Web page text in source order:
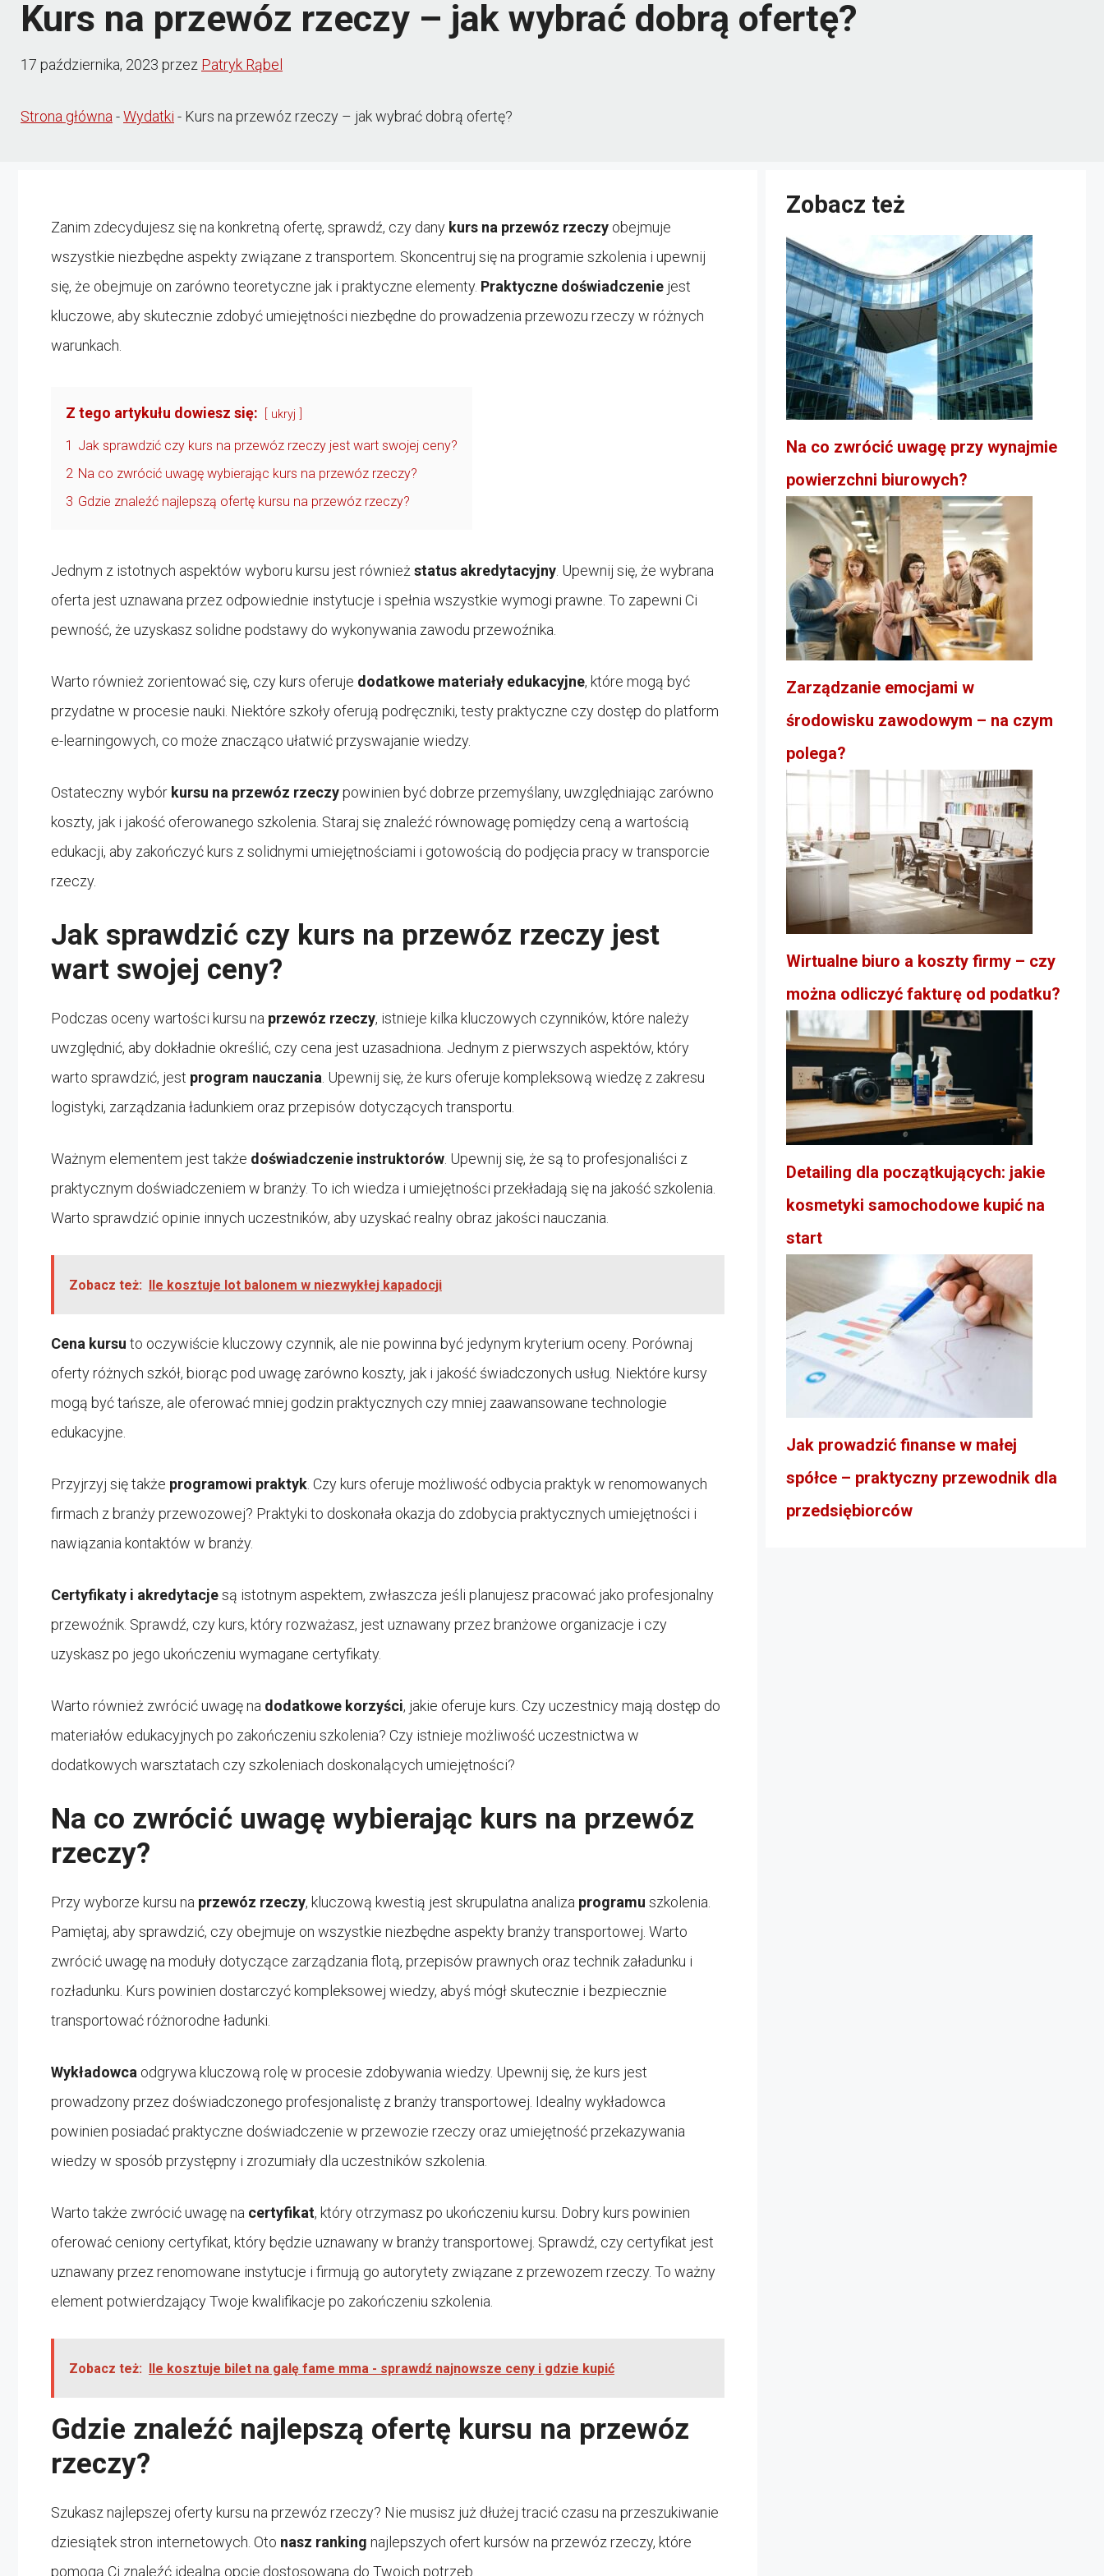
Kurs na przewóz rzeczy – jak wybrać dobrą ofertę?
17 października, 2023 przez Patryk Rąbel
Strona główna-Wydatki - Kurs na przewóz rzeczy – jak wybrać dobrą ofertę?
Zanim zdecydujesz się na konkretną ofertę, sprawdź, czy dany kurs na przewóz rzeczy obejmuje
wszystkie niezbędne aspekty związane z transportem. Skoncentruj się na programie szkolenia i upewnij
się, że obejmuje on zarówno teoretyczne jak i praktyczne elementy. Praktyczne doświadczenie jest
kluczowe, aby skutecznie zdobyć umiejętności niezbędne do prowadzenia przewozu rzeczy w różnych
warunkach.
Z tego artykułu dowiesz się: ukryj
1 Jak sprawdzić czy kurs na przewóz rzeczy jest wart swojej ceny?
2 Na co zwrócić uwagę wybierając kurs na przewóz rzeczy?
3 Gdzie znaleźć najlepszą ofertę kursu na przewóz rzeczy?
Jednym z istotnych aspektów wyboru kursu jest również status akredytacyjny . Upewnij się, że wybrana
oferta jest uznawana przez odpowiednie instytucje i spełnia wszystkie wymogi prawne. To zapewni Ci
pewność, że uzyskasz solidne podstawy do wykonywania zawodu przewoźnika.
Warto również zorientować się, czy kurs oferuje dodatkowe materiały edukacyjne, które mogą być
przydatne w procesie nauki. Niektóre szkoły oferują podręczniki, testy praktyczne czy dostęp do platform
e-learningowych, co może znacząco ułatwić przyswajanie wiedzy.
Ostateczny wybór kursu na przewóz rzeczypowinien być dobrze przemyślany, uwzględniając zarówno
koszty, jak i jakość oferowanego szkolenia. Staraj się znaleźć równowagę pomiędzy ceną a wartością
edukacji, aby zakończyć kurs z solidnymi umiejętnościami i gotowością do podjęcia pracy w transporcie
rzeczy.
Jak sprawdzić czy kurs na przewóz rzeczy jest
wart swojej ceny?
Podczas oceny wartości kursu na przewóz rzeczy, istnieje kilka kluczowych czynników, które należy
uwzględnić, aby dokładnie określić, czy cena jest uzasadniona. Jednym z pierwszych aspektów, który
warto sprawdzić, jest program nauczania . Upewnij się, że kurs oferuje kompleksową wiedzę z zakresu
logistyki, zarządzania ładunkiem oraz przepisów dotyczących transportu.
Ważnym elementem jest także doświadczenie instruktorów . Upewnij się, że są to profesjonaliści z
praktycznym doświadczeniem w branży. To ich wiedza i umiejętności przekładają się na jakość szkolenia.
Warto sprawdzić opinie innych uczestników, aby uzyskać realny obraz jakości nauczania.
Zobacz też: Ile kosztuje lot balonem w niezwykłej kapadocji
Cena kursu to oczywiście kluczowy czynnik, ale nie powinna być jedynym kryterium oceny. Porównaj
oferty różnych szkół, biorąc pod uwagę zarówno koszty, jak i jakość świadczonych usług. Niektóre kursy
mogą być tańsze, ale oferować mniej godzin praktycznych czy mniej zaawansowane technologie
edukacyjne.
Przyjrzyj się także programowi praktyk . Czy kurs oferuje możliwość odbycia praktyk w renomowanych
firmach z branży przewozowej? Praktyki to doskonała okazja do zdobycia praktycznych umiejętności i
nawiązania kontaktów w branży.
Certyfikaty i akredytacjesą istotnym aspektem, zwłaszcza jeśli planujesz pracować jako profesjonalny
przewoźnik. Sprawdź, czy kurs, który rozważasz, jest uznawany przez branżowe organizacje i czy
uzyskasz po jego ukończeniu wymagane certyfikaty.
Warto również zwrócić uwagę na dodatkowe korzyści, jakie oferuje kurs. Czy uczestnicy mają dostęp do
materiałów edukacyjnych po zakończeniu szkolenia? Czy istnieje możliwość uczestnictwa w
dodatkowych warsztatach czy szkoleniach doskonalących umiejętności?
Na co zwrócić uwagę wybierając kurs na przewóz
rzeczy?
Przy wyborze kursu na przewóz rzeczy, kluczową kwestią jest skrupulatna analiza programu szkolenia.
Pamiętaj, aby sprawdzić, czy obejmuje on wszystkie niezbędne aspekty branży transportowej. Warto
zwrócić uwagę na moduły dotyczące zarządzania flotą, przepisów prawnych oraz technik załadunku i
rozładunku. Kurs powinien dostarczyć kompleksowej wiedzy, abyś mógł skutecznie i bezpiecznie
transportować różnorodne ładunki.
Wykładowca odgrywa kluczową rolę w procesie zdobywania wiedzy. Upewnij się, że kurs jest
prowadzony przez doświadczonego profesjonalistę z branży transportowej. Idealny wykładowca
powinien posiadać praktyczne doświadczenie w przewozie rzeczy oraz umiejętność przekazywania
wiedzy w sposób przystępny i zrozumiały dla uczestników szkolenia.
Warto także zwrócić uwagę na certyfikat, który otrzymasz po ukończeniu kursu. Dobry kurs powinien
oferować ceniony certyfikat, który będzie uznawany w branży transportowej. Sprawdź, czy certyfikat jest
uznawany przez renomowane instytucje i firmują go autorytety związane z przewozem rzeczy. To ważny
element potwierdzający Twoje kwalifikacje po zakończeniu szkolenia.
Zobacz też: Ile kosztuje bilet na galę fame mma - sprawdź najnowsze ceny i gdzie kupić
Gdzie znaleźć najlepszą ofertę kursu na przewóz
rzeczy?
Szukasz najlepszej oferty kursu na przewóz rzeczy? Nie musisz już dłużej tracić czasu na przeszukiwanie
dziesiątek stron internetowych. Oto nasz ranking najlepszych ofert kursów na przewóz rzeczy, które
pomogą Ci znaleźć idealną opcję dostosowaną do Twoich potrzeb.
Zobacz też
Na co zwrócić uwagę przy wynajmie
powierzchni biurowych?
Zarządzanie emocjami w
środowisku zawodowym – na czym
polega?
Wirtualne biuro a koszty firmy – czy
można odliczyć fakturę od podatku?
Detailing dla początkujących: jakie
kosmetyki samochodowe kupić na
start
Jak prowadzić finanse w małej
spółce – praktyczny przewodnik dla
przedsiębiorców